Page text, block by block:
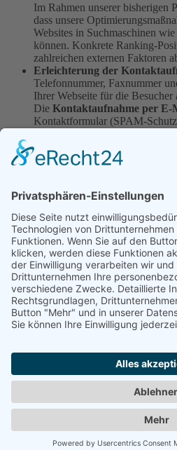
Im Rahmen unserer bisherigen
dass unsere
Websites in Suchmaschinen
können. Konkrete Ranking-
zahlreichen externen Faktoren
Erleichterung der
Telefonnummer, Faxnummer
Ihrer Webseite für die Besucher
Die Kontaktaufnahme per E-
Kontaktformular (SPAM-
Standorte. Das Entgelt wird nur
Präsentation Ihres Logos
Umsetzung Ihrerindividuellen
Manuelle Prüfung Ihres
Abweichungen vom
indviduelle Ergänzungen
DetaillierterBesucherzähler
jährliches Controlling über den
EURzzgl. MwSt. = 180,00
Bis zu
Verlinkung von Ihrer Webseite
Eintrag präsentiert werden
Kontakt /
Datenschutzerklärung
Cookie-